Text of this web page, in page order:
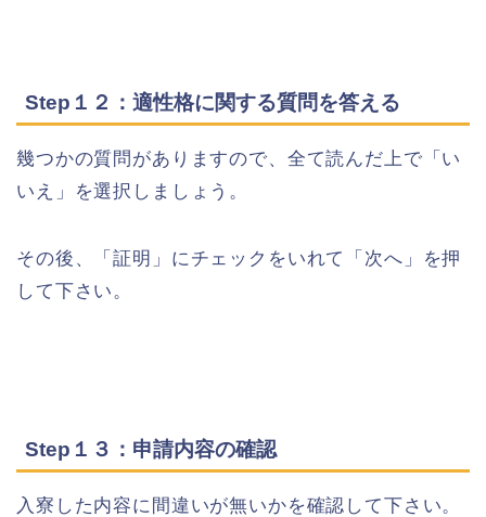
Step１２：適性格に関する質問を答える
幾つかの質問がありますので、全て読んだ上で「い
いえ」を選択しましょう。
その後、「証明」にチェックをいれて「次へ」を押
して下さい。
Step１３：申請内容の確認
入寮した内容に間違いが無いかを確認して下さい。